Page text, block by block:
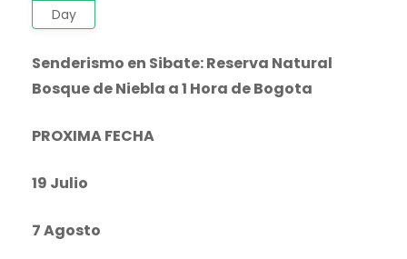
Day
Senderismo en Sibate: Reserva Natural
Bosque de Niebla a 1 Hora de Bogota
PROXIMA FECHA
19 Julio
7 Agosto